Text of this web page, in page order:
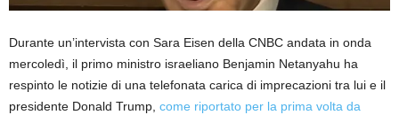
Durante un’intervista con Sara Eisen della CNBC andata in onda
mercoledì, il primo ministro israeliano Benjamin Netanyahu ha
respinto le notizie di una telefonata carica di imprecazioni tra lui e il
presidente Donald Trump, come riportato per la prima volta da